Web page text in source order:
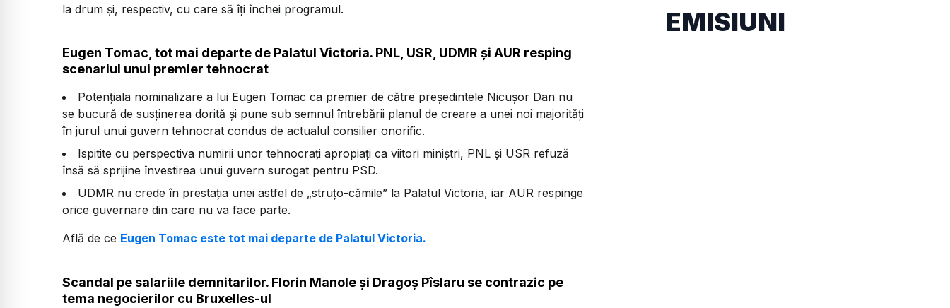
la drum și, respectiv, cu care să îți închei programul.
Eugen Tomac, tot mai departe de Palatul Victoria. PNL, USR, UDMR și AUR resping
scenariul unui premier tehnocrat
Potențiala nominalizare a lui Eugen Tomac ca premier de către președintele Nicușor Dan nu
se bucură de susținerea dorită și pune sub semnul întrebării planul de creare a unei noi majorități
în jurul unui guvern tehnocrat condus de actualul consilier onorific.
Ispitite cu perspectiva numirii unor tehnocrați apropiați ca viitori miniștri, PNL și USR refuză
însă să sprijine învestirea unui guvern surogat pentru PSD.
UDMR nu crede în prestația unei astfel de „struțo-cămile” la Palatul Victoria, iar AUR respinge
orice guvernare din care nu va face parte.
Află de ce Eugen Tomac este tot mai departe de Palatul Victoria.
Scandal pe salariile demnitarilor. Florin Manole și Dragoș Pîslaru se contrazic pe
tema negocierilor cu Bruxelles-ul
EMISIUNI